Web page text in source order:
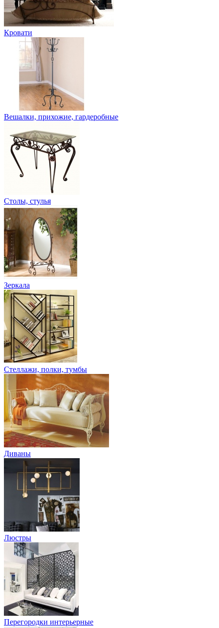
Кровати
Вешалки, прихожие, гардеробные
Столы, стулья
Зеркала
Стеллажи, полки, тумбы
Диваны
Люстры
Перегородки интерьерные